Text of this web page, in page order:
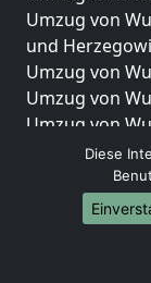
Umzug von
und
Umzug von
Umzug von
Umzug von
Umzug von
Umzug von
Umzug von
Umzug von
Umzug von
Diese